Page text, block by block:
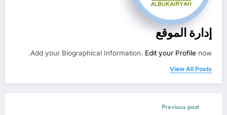
إدارة الموقع
Add your Biographical Information. Edit your Profile now.
View All Posts
Previous post